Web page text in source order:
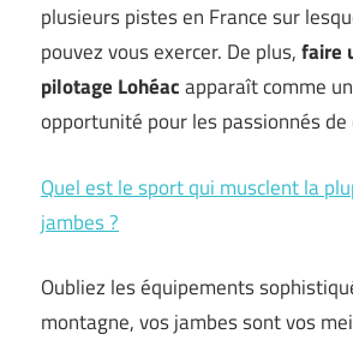
plusieurs pistes en France sur
pouvez vous exercer. De plus,faire
pilotage Lohéacapparaît comme
opportunité pour les passionnés de
Quel est le sport qui musclent la
jambes ?
Oubliez les équipements
montagne, vos jambes sont vos